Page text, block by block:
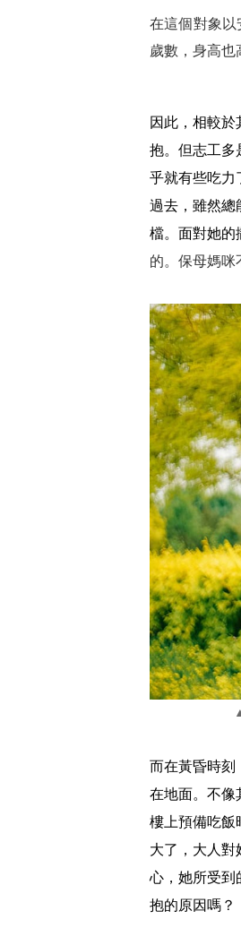
在這個對象以
歲數，身高也
因此，相較
抱。但志工多
乎就有些吃力
過去，雖然總
檔。面對她的
的。保母媽咪
而在黃昏時刻
在地面。不像
樓上預備吃飯
大了，大人對
心，她所受到
抱的原因嗎？